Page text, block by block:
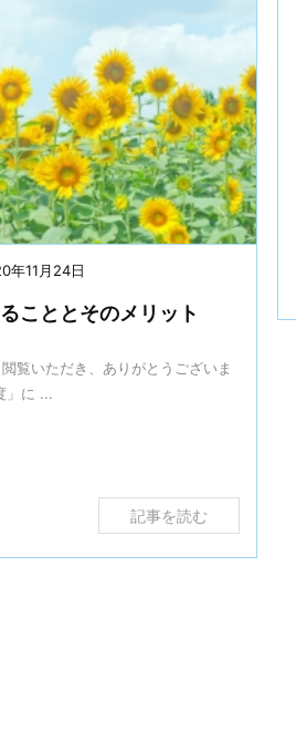
年11月24日
こととそのメリット
覧いただき、ありがとうございま
」に ...
記事を読む